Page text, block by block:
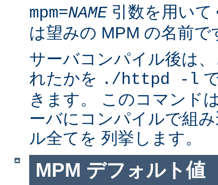
mpm=NAME引数を用い
は望みの MPM の名前で
サーバコンパイル後は
れたかを ./httpd -l
きます。 このコマンド
ーバにコンパイルで組
ル全てを 列挙します。
MPM デフォルト値